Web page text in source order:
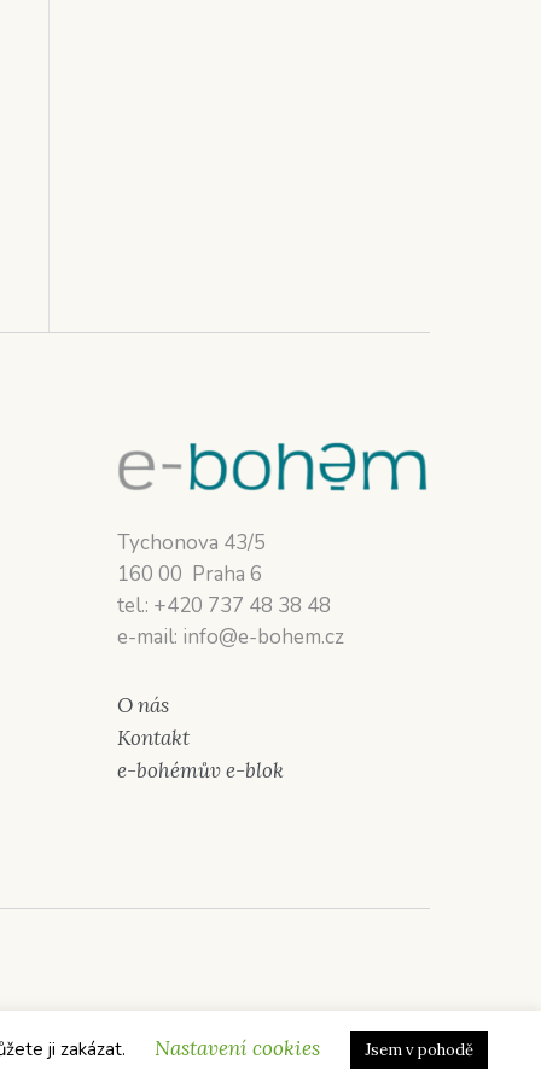
Tychonova 43/5
160 00 Praha 6
tel.: +420 737 48 38 48
e-mail: info@e-bohem.cz
O nás
Kontakt
e-bohémův e-blok
ji zakázat. Nastavení cookies Jsem v pohodě